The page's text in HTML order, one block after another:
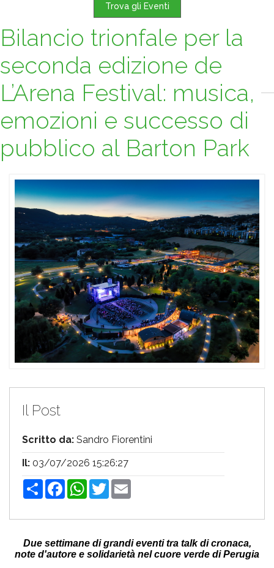
Trova gli Eventi
Bilancio trionfale per la
seconda edizione de
L’Arena Festival: musica,
emozioni e successo di
pubblico al Barton Park
Il Post
Scritto da: Sandro Fiorentini
Il: 03/07/2026 15:26:27
ShareFacebookWhatsApp
Twitter
Due settimane di grandi eventi tra talk di cronaca,
note d'autore e solidarietà nel cuore verde di Perugia